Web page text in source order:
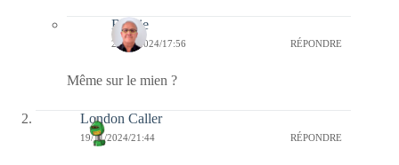
Bernie
28/11/2024/17:56 RÉPONDRE
Même sur le mien ?
London Caller
19/11/2024/21:44 RÉPONDRE